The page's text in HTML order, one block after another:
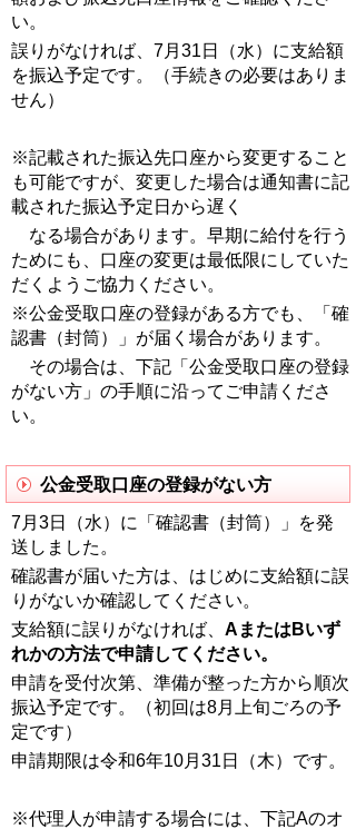
い。
誤りがなければ、7月31日（水）に支給額
を振込予定です。（手続きの必要はありま
せん）
※記載された振込先口座から変更すること
も可能ですが、変更した場合は通知書に記
載された振込予定日から遅く
なる場合があります。早期に給付を行う
ためにも、口座の変更は最低限にしていた
だくようご協力ください。
※公金受取口座の登録がある方でも、「確
認書（封筒）」が届く場合があります。
その場合は、下記「公金受取口座の登録
がない方」の手順に沿ってご申請くださ
い。
公金受取口座の登録がない方
7月3日（水）に「確認書（封筒）」を発
送しました。
確認書が届いた方は、はじめに支給額に誤
りがないか確認してください。
支給額に誤りがなければ、 AまたはBいず
れかの方法で申請してください。
申請を受付次第、準備が整った方から順次
振込予定です。（初回は8月上旬ごろの予
定です）
申請期限は令和6年10月31日（木）です。
※代理人が申請する場合には、下記Aのオ